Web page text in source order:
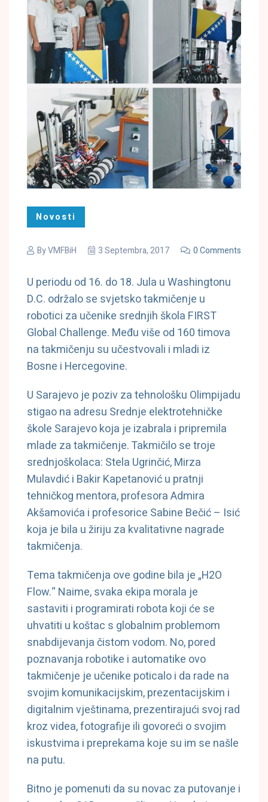
Novosti
ByVMFBiH 3 Septembra, 2017 0 Comments
U periodu od 16. do 18. Jula u Washingtonu
D.C. održalo se svjetsko takmičenje u
robotici za učenike srednjih škola FIRST
Global Challenge. Među više od 160 timova
na takmičenju su učestvovali i mladi iz
Bosne i Hercegovine.
U Sarajevo je poziv za tehnološku Olimpijadu
stigao na adresu Srednje elektrotehničke
škole Sarajevo koja je izabrala i pripremila
mlade za takmičenje. Takmičilo se troje
srednjoškolaca: Stela Ugrinčić, Mirza
Mulavdić i Bakir Kapetanović u pratnji
tehničkog mentora, profesora Admira
Akšamovića i profesorice Sabine Bečić – Isić
koja je bila u žiriju za kvalitativne nagrade
takmičenja.
Tema takmičenja ove godine bila je „H2O
Flow.“ Naime, svaka ekipa morala je
sastaviti i programirati robota koji će se
uhvatiti u koštac s globalnim problemom
snabdijevanja čistom vodom. No, pored
poznavanja robotike i automatike ovo
takmičenje je učenike poticalo i da rade na
svojim komunikacijskim, prezentacijskim i
digitalnim vještinama, prezentirajući svoj rad
kroz videa, fotografije ili govoreći o svojim
iskustvima i preprekama koje su im se našle
na putu.
Bitno je pomenuti da su novac za putovanje i